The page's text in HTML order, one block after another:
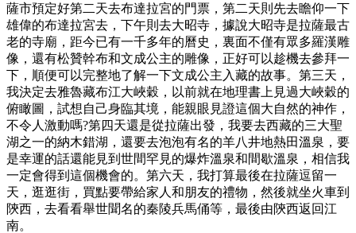
薩市預定好第二天去布達拉宮的門票，第二天則先去瞻仰一下
雄偉的布達拉宮去，下午則去大昭寺，據說大昭寺是拉薩最古
老的寺廟，距今已有一千多年的曆史，裏面不僅有眾多羅漢雕
像，還有松贊幹布和文成公主的雕像，正好可以趁機去參拜一
下，順便可以完整地了解一下文成公主入藏的故事。第三天，
我決定去雅魯藏布江大峽穀，以前就在地理書上見過大峽穀的
俯瞰圖，試想自己身臨其境，能親眼見證這個大自然的神作，
不令人激動嗎?第四天還是從拉薩出發，我要去西藏的三大聖
湖之一的納木錯湖，還要去泡泡有名的羊八井地熱田溫泉，要
是幸運的話還能見到世間罕見的爆炸溫泉和間歇溫泉，相信我
一定會得到這個機會的。第六天，我打算最後在拉薩逗留一
天，逛逛街，買點要帶給家人和朋友的禮物，然後就坐火車到
陝西，去看看舉世聞名的秦陵兵馬俑等，最後由陝西返回江
南。